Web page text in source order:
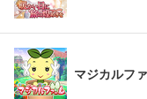
マジカルフ